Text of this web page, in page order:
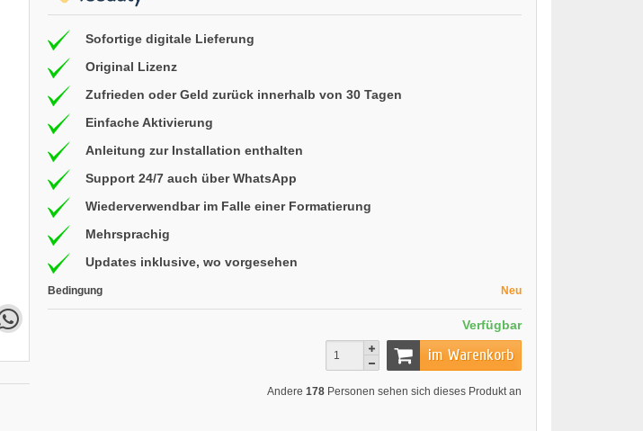
Sofortige digitale Lieferung
Original Lizenz
Zufrieden oder Geld zurück innerhalb von 30 Tagen
Einfache Aktivierung
Anleitung zur Installation enthalten
Support 24/7 auch über WhatsApp
Wiederverwendbar im Falle einer Formatierung
Mehrsprachig
Updates inklusive, wo vorgesehen
Bedingung Neu
Verfügbar
im Warenkorb
Andere 178 Personen sehen sich dieses Produkt an